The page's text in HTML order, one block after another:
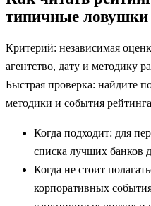
типичные ловушки
Критерий: независимая
агентство, дату и методику
Быстрая проверка: найдите
методики и события
Когда подходит: для
списка лучших банков
Когда не стоит
корпоративных